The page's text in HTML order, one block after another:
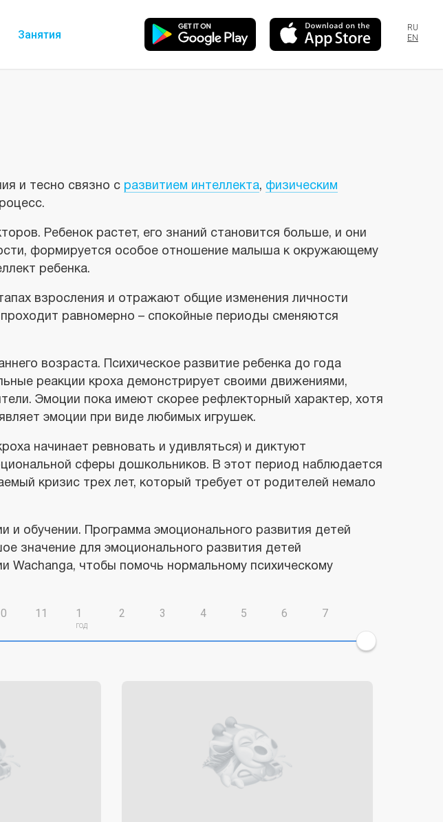
Занятия
RU
EN
и тесно связно с развитием интеллекта, физическим
Ребенок растет, его знаний становится больше, и они
формируется особое отношение малыша к окружающему
ребенка.
взросления и отражают общие изменения личности
равномерно – спокойные периоды сменяются
возраста. Психическое развитие ребенка до года
реакции кроха демонстрирует своими движениями,
Эмоции пока имеют скорее рефлекторный характер, хотя
эмоции при виде любимых игрушек.
начинает ревновать и удивляться) и диктуют
сферы дошкольников. В этот период наблюдается
кризис трех лет, который требует от родителей немало
и обучении. Программа эмоционального развития детей
значение для эмоционального развития детей
Wachanga, чтобы помочь нормальному психическому
11 1
год
2 3 4 5 6 7